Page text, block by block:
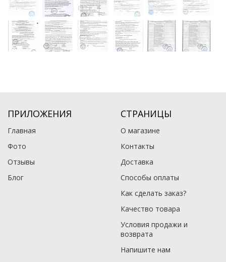
ПРИЛОЖЕНИЯ
Главная
Фото
Отзывы
Блог
СТРАНИЦЫ
О магазине
Контакты
Доставка
Способы оплаты
Как сделать заказ?
Качество товара
Условия продажи и
возврата
Напишите нам